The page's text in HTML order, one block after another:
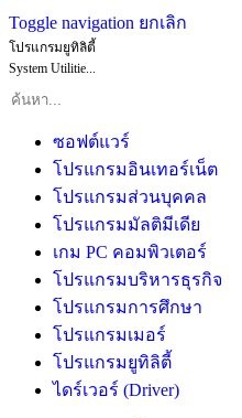
Toggle navigation ยกเลิก
โปรแกรมยูทิลิตี้
System Utilitie...
ซอฟต์แวร์
โปรแกรมอินเทอร์เน็ต
โปรแกรมส่วนบุคคล
โปรแกรมมัลติมีเดีย
เกม PC คอมพิวเตอร์
โปรแกรมบริหารธุรกิจ
โปรแกรมการศึกษา
โปรแกรมเมอร์
โปรแกรมยูทิลิตี้
ไดร์เวอร์ (Driver)